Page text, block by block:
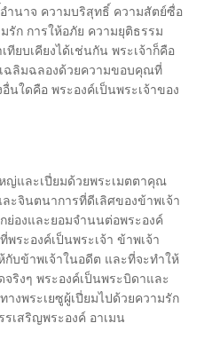
ำนาจ ความบริสุทธิ์ ความสัตย์ซื่อ
รัก การให้อภัย ความยุติธรรม
ยบเคียงได้เช่นกัน พระเจ้าก็คือ
ฉลิมฉลองด้วยความขอบคุณที่
นใดคือ พระองค์เป็นพระเจ้าของ
หญ่และเปี่ยมด้วยพระเมตตาคุณ
ะจินตนาการที่ดีเลิศของข้าพเจ้า
ย่องและยอมจำนนต่อพระองค์
ระองค์เป็นพระเจ้า ข้าพเจ้า
กับข้าพเจ้าในอดีต และที่จะทำให้
ริงๆ พระองค์เป็นพระบิดาและ
งพระเยซูผู้เปี่ยมไปด้วยความรัก
รเสริญพระองค์ อาเมน